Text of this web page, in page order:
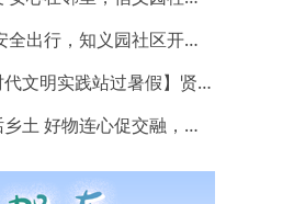
知义园社区开展电动车交通安全宣传活动
过暑假】贤王庄村开展“寻找赛博坦星球”青少年科普活动
，夏各庄镇团委开展京津冀红领巾夏令营乡土好物分享会